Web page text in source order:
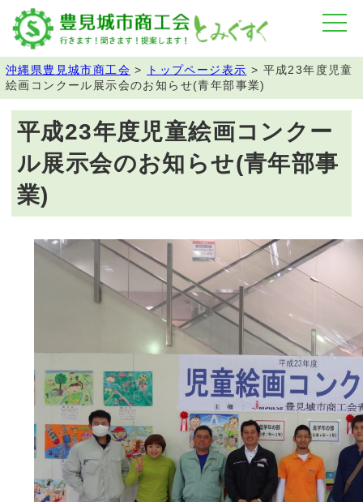
沖縄県豊見城市商工会 > トップページ表示 > 平成23年度児童
絵画コンクール展示会のお知らせ(青年部事業)
平成23年度児童絵画コンクー
ル展示会のお知らせ(青年部事
業)